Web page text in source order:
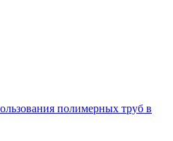
полимерных труб в